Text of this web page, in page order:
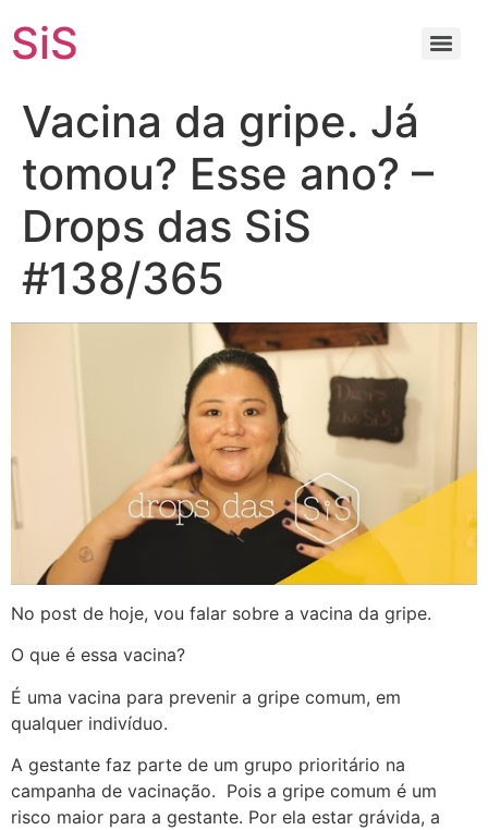
SiS
Vacina da gripe. Já
tomou? Esse ano? –
Drops das SiS
#138/365
No post de hoje, vou falar sobre a vacina da gripe.
O que é essa vacina?
É uma vacina para prevenir a gripe comum, em
qualquer indivíduo.
A gestante faz parte de um grupo prioritário na
campanha de vacinação. Pois a gripe comum é um
risco maior para a gestante. Por ela estar grávida, a